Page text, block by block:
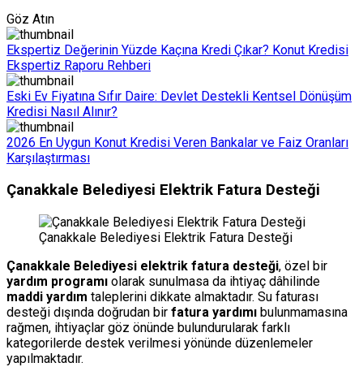
Göz Atın
Ekspertiz Değerinin Yüzde Kaçına Kredi Çıkar? Konut Kredisi
Ekspertiz Raporu Rehberi
Eski Ev Fiyatına Sıfır Daire: Devlet Destekli Kentsel Dönüşüm
Kredisi Nasıl Alınır?
2026 En Uygun Konut Kredisi Veren Bankalar ve Faiz Oranları
Karşılaştırması
Çanakkale Belediyesi Elektrik Fatura Desteği
Çanakkale Belediyesi Elektrik Fatura Desteği
Çanakkale Belediyesi elektrik fatura desteği, özel bir
yardım programı olarak sunulmasa da ihtiyaç dâhilinde
maddi yardım taleplerini dikkate almaktadır. Su faturası
desteği dışında doğrudan bir fatura yardımı bulunmamasına
rağmen, ihtiyaçlar göz önünde bulundurularak farklı
kategorilerde destek verilmesi yönünde düzenlemeler
yapılmaktadır.